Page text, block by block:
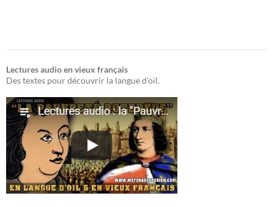
Lectures audio en vieux français
Des textes pour découvrir la langue d'oïl.